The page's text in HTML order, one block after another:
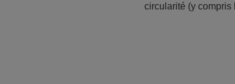
circularité (y compris